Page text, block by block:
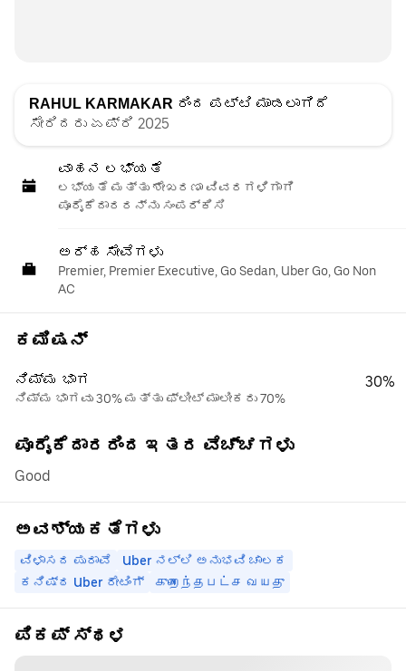
RAHUL KARMAKAR ರಿಂದ ಪಟ್ಟಿ ಮಾಡಲಾಗಿದೆ
ಸೇರಿದರು ಏಪ್ರಿ 2025
ವಾಹನ ಲಭ್ಯತೆ
ಲಭ್ಯತೆ ಮತ್ತು ಶೇಖರಣಾ ವಿವರಗಳಿಗಾಗಿ
ಪೂರೈಕೆದಾರರನ್ನು ಸಂಪರ್ಕಿಸಿ
ಅರ್ಹ ಸೇವೆಗಳು
Premier, Premier Executive, Go Sedan, Uber Go, Go Non
AC
ಕಮಿಷನ್
ನಿಮ್ಮ ಭಾಗ
ನಿಮ್ಮ ಭಾಗವು 30% ಮತ್ತು ಫ್ಲೀಟ್ ಮಾಲೀಕರು 70%
30%
ಪೂರೈಕೆದಾರರಿಂದ ಇತರ ವೆಚ್ಚಗಳು
Good
ಅವಶ್ಯಕತೆಗಳು
ವಿಳಾಸದ ಪುರಾವೆ
Uber ನಲ್ಲಿ ಅನುಭವಿ ಚಾಲಕ
ಕನಿಷ್ಠ Uber ರೇಟಿಂಗ್
குறைந்தபட்ச வயது
ಪಿಕಪ್ ಸ್ಥಳ